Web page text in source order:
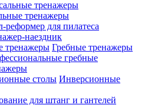
тренажеры
реформер для пилатеса
наездник
Гребные тренажеры
гребные
Инверсионные